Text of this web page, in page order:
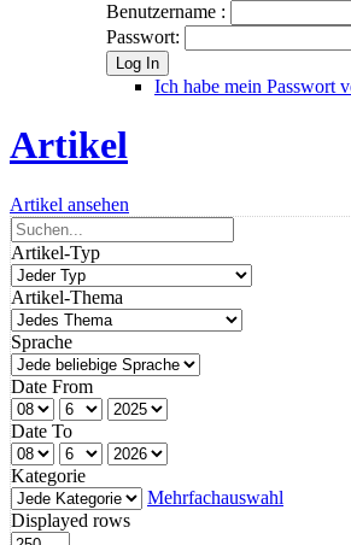
Benutzername :
Passwort:
Log In
Ich habe mein Passwort
Artikel
Artikel ansehen
Artikel-Typ
Artikel-Thema
Sprache
Date From
Date To
Kategorie
Mehrfachauswahl
Displayed rows